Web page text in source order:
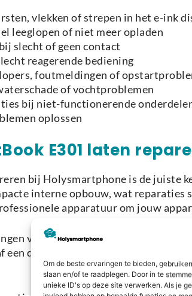
Om de beste ervaringen te bieden,
slaan en/of te raadplegen. Door in te
unieke ID's op deze site verwerken. Als je
vlekken of strepen in het e-ink
leeglopen of niet meer opladen
slecht of geen contact
reagerende bediening
foutmeldingen of
of vochtproblemen
bij niet-functionerende
oplossen
E301 laten
bij Holysmartphone is de
interne opbouw, wat
apparatuur om jouw
van een batterij of oplaadpoort,
duidelijke diagnose en advies.